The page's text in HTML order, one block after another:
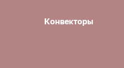
Конвекторы